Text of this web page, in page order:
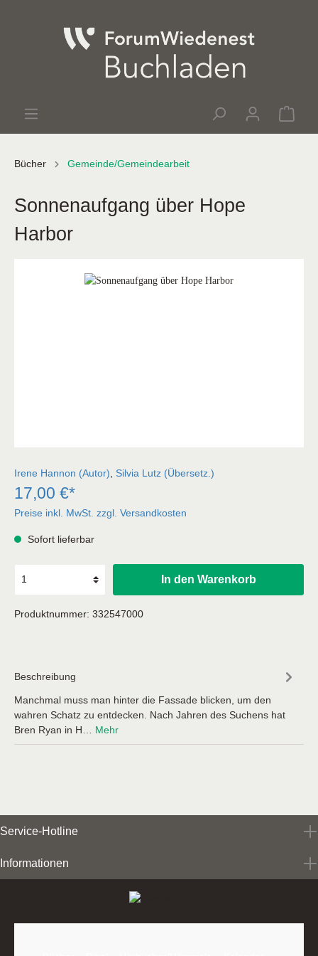
Bücher Gemeinde/Gemeindearbeit
Sonnenaufgang über Hope
Harbor
Irene Hannon (Autor) Silvia Lutz (Übersetz.)
17,00 €*
Preise inkl. MwSt. zzgl. Versandkosten
Sofort lieferbar
In den Warenkorb
Produktnummer: 332547000
Beschreibung
Manchmal muss man hinter die Fassade blicken, um den
wahren Schatz zu entdecken. Nach Jahren des Suchens hat
Bren Ryan in H… Mehr
Service-Hotline
Informationen